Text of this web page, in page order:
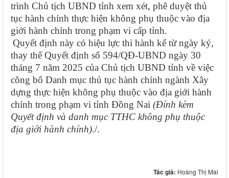
trình Chủ tịch UBND tỉnh xem xét, phê duyệt thủ
tục hành chính thực hiện không phụ thuộc vào địa
giới hành chính trong phạm vi cấp tỉnh.
Quyết định này có hiệu lực thi hành kể từ ngày ký,
thay thế Quyết định số 594/QĐ-UBND ngày 30
tháng 7 năm 2025 của Chủ tịch UBND tỉnh về việc
công bố Danh mục thủ tục hành chính ngành Xây
dựng thực hiện không phụ thuộc vào địa giới hành
chính trong phạm vi tỉnh Đồng Nai (Đính kèm
Quyết định và danh mục TTHC không phụ thuộc
địa giới hành chính)./.
Tác giả: Hoàng Thị Mai